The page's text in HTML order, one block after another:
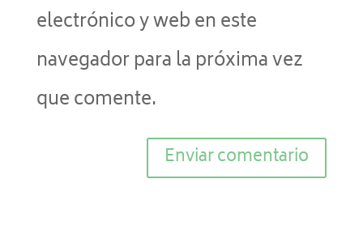
electrónico y web en este
navegador para la próxima vez
que comente.